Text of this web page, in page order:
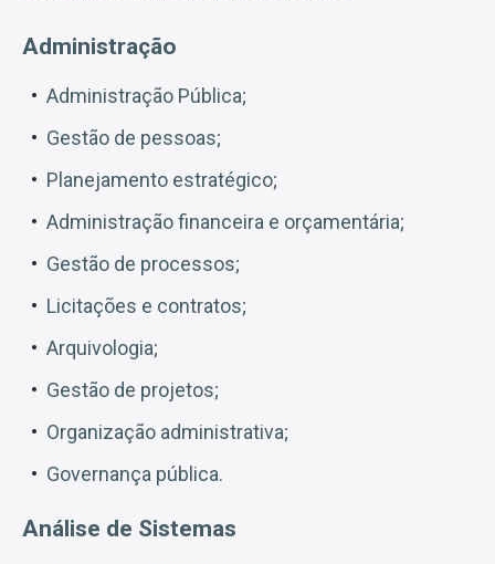
Administração
Administração Pública;
Gestão de pessoas;
Planejamento estratégico;
Administração financeira e orçamentária;
Gestão de processos;
Licitações e contratos;
Arquivologia;
Gestão de projetos;
Organização administrativa;
Governança pública.
Análise de Sistemas